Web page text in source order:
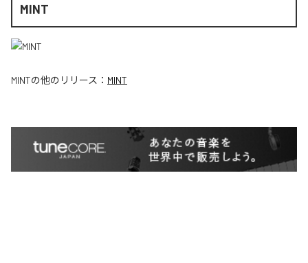
MINT
MINTの他のリリース： MINT